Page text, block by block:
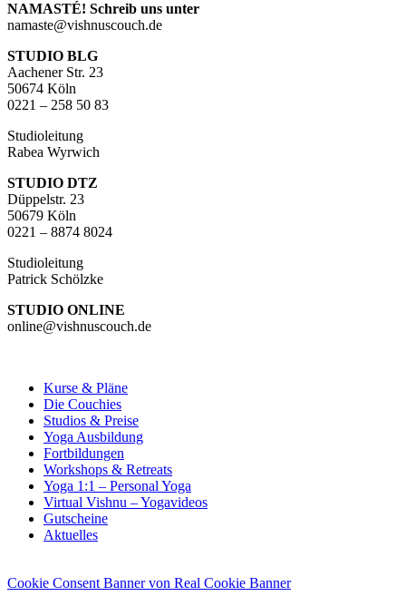
NAMASTÉ! Schreib uns unter
namaste@vishnuscouch.de
STUDIO BLG
Aachener Str. 23
50674 Köln
0221 – 258 50 83
Studioleitung
Rabea Wyrwich
STUDIO DTZ
Düppelstr. 23
50679 Köln
0221 – 8874 8024
Studioleitung
Patrick Schölzke
STUDIO ONLINE
online@vishnuscouch.de
Kurse & Pläne
Die Couchies
Studios & Preise
Yoga Ausbildung
Fortbildungen
Workshops & Retreats
Yoga 1:1 – Personal Yoga
Virtual Vishnu – Yogavideos
Gutscheine
Aktuelles
Cookie Consent Banner von Real Cookie Banner